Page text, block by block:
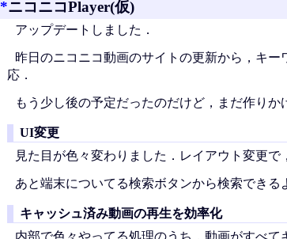
*ニコニコPlayer(仮)
アップデートしました．
昨日のニコニコ動画のサイトの更新から，キ
応．
もう少し後の予定だったのだけど，まだ作りか
UI変更
見た目が色々変わりました．レイアウト変更
あと端末についてる検索ボタンから検索できる
キャッシュ済み動画の再生を効率化
内部で色々やってる処理のうち，動画がすべ